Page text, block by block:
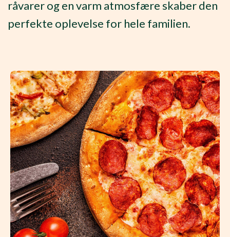
råvarer og en varm atmosfære skaber den
perfekte oplevelse for hele familien.